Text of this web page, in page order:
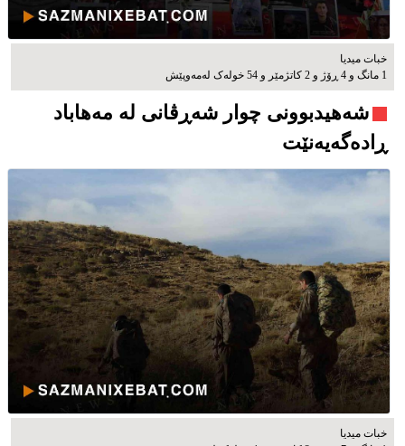
خبات میدیا
1 مانگ و 4 ڕۆژ و 2 کاتژمێر و 54 خوله‌ک له‌مه‌وپێش‌
شەهیدبوونی چوار شەڕڤانی لە مەهاباد
ڕادەگەیەنێت
خبات میدیا